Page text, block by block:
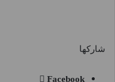
شاركها
Facebook